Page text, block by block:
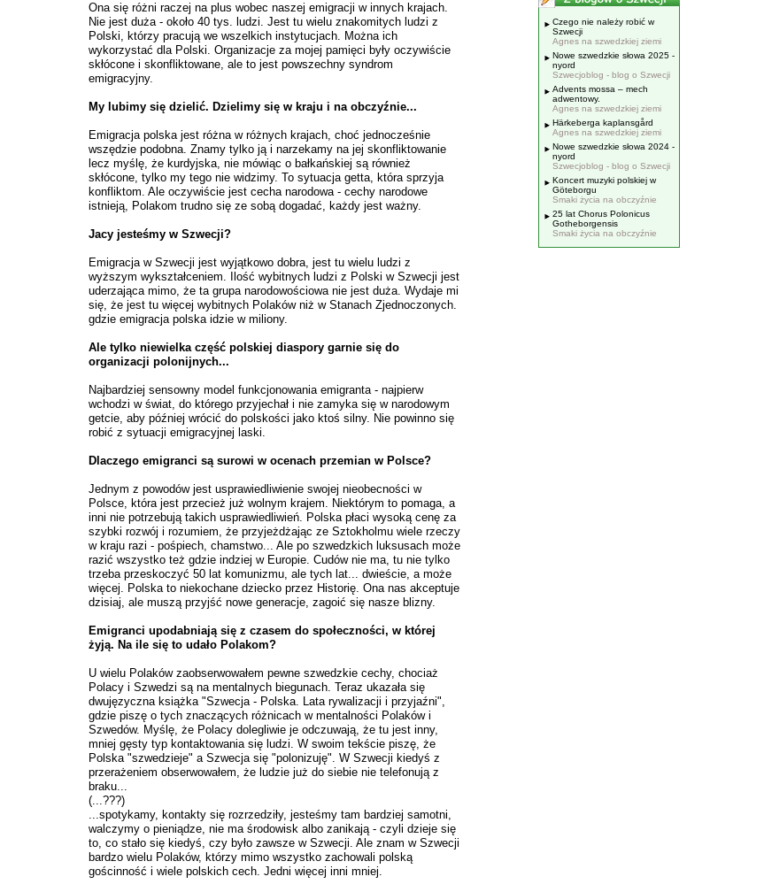
Ona się różni raczej na plus wobec naszej emigracji w innych krajach.
Nie jest duża - około 40 tys. ludzi. Jest tu wielu znakomitych ludzi z
Polski, którzy pracują we wszelkich instytucjach. Można ich
wykorzystać dla Polski. Organizacje za mojej pamięci były oczywiście
skłócone i skonfliktowane, ale to jest powszechny syndrom
emigracyjny.
My lubimy się dzielić. Dzielimy się w kraju i na obczyźnie...
Emigracja polska jest różna w różnych krajach, choć jednocześnie
wszędzie podobna. Znamy tylko ją i narzekamy na jej skonfliktowanie
lecz myślę, że kurdyjska, nie mówiąc o bałkańskiej są również
skłócone, tylko my tego nie widzimy. To sytuacja getta, która sprzyja
konfliktom. Ale oczywiście jest cecha narodowa - cechy narodowe
istnieją, Polakom trudno się ze sobą dogadać, każdy jest ważny.
Jacy jesteśmy w Szwecji?
Emigracja w Szwecji jest wyjątkowo dobra, jest tu wielu ludzi z
wyższym wykształceniem. Ilość wybitnych ludzi z Polski w Szwecji jest
uderzająca mimo, że ta grupa narodowościowa nie jest duża. Wydaje mi
się, że jest tu więcej wybitnych Polaków niż w Stanach Zjednoczonych.
gdzie emigracja polska idzie w miliony.
Ale tylko niewielka część polskiej diaspory garnie się do
organizacji polonijnych...
Najbardziej sensowny model funkcjonowania emigranta - najpierw
wchodzi w świat, do którego przyjechał i nie zamyka się w narodowym
getcie, aby później wrócić do polskości jako ktoś silny. Nie powinno się
robić z sytuacji emigracyjnej laski.
Dlaczego emigranci są surowi w ocenach przemian w Polsce?
Jednym z powodów jest usprawiedliwienie swojej nieobecności w
Polsce, która jest przecież już wolnym krajem. Niektórym to pomaga, a
inni nie potrzebują takich usprawiedliwień. Polska płaci wysoką cenę za
szybki rozwój i rozumiem, że przyjeżdżając ze Sztokholmu wiele rzeczy
w kraju razi - pośpiech, chamstwo... Ale po szwedzkich luksusach może
razić wszystko też gdzie indziej w Europie. Cudów nie ma, tu nie tylko
trzeba przeskoczyć 50 lat komunizmu, ale tych lat... dwieście, a może
więcej. Polska to niekochane dziecko przez Historię. Ona nas akceptuje
dzisiaj, ale muszą przyjść nowe generacje, zagoić się nasze blizny.
Emigranci upodabniają się z czasem do społeczności, w której
żyją. Na ile się to udało Polakom?
U wielu Polaków zaobserwowałem pewne szwedzkie cechy, chociaż
Polacy i Szwedzi są na mentalnych biegunach. Teraz ukazała się
dwujęzyczna książka "Szwecja - Polska. Lata rywalizacji i przyjaźni",
gdzie piszę o tych znaczących różnicach w mentalności Polaków i
Szwedów. Myślę, że Polacy dolegliwie je odczuwają, że tu jest inny,
mniej gęsty typ kontaktowania się ludzi. W swoim tekście piszę, że
Polska "szwedzieje" a Szwecja się "polonizuję". W Szwecji kiedyś z
przerażeniem obserwowałem, że ludzie już do siebie nie telefonują z
braku...
(...???)
...spotykamy, kontakty się rozrzedziły, jesteśmy tam bardziej samotni,
walczymy o pieniądze, nie ma środowisk albo zanikają - czyli dzieje się
to, co stało się kiedyś, czy było zawsze w Szwecji. Ale znam w Szwecji
bardzo wielu Polaków, którzy mimo wszystko zachowali polską
gościnność i wiele polskich cech. Jedni więcej inni mniej.
Czego nie należy robić w
Szwecji
Agnes na szwedzkiej ziemi
Nowe szwedzkie słowa 2025 -
nyord
Szwecjoblog - blog o Szwecji
Advents mossa – mech
adwentowy.
Agnes na szwedzkiej ziemi
Härkeberga kaplansgård
Agnes na szwedzkiej ziemi
Nowe szwedzkie słowa 2024 -
nyord
Szwecjoblog - blog o Szwecji
Koncert muzyki polskiej w
Göteborgu
Smaki życia na obczyźnie
25 lat Chorus Polonicus
Gotheborgensis
Smaki życia na obczyźnie